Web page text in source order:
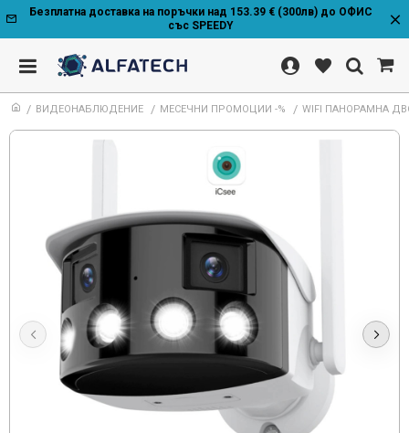
Безплатна доставка на поръчки над 153.39 € (300лв) до ОФИС
със SPEEDY
ВИДЕОНАБЛЮДЕНИЕ МЕСЕЧНИ ПРОМОЦИИ -% WIFI ПАНОРАМНА